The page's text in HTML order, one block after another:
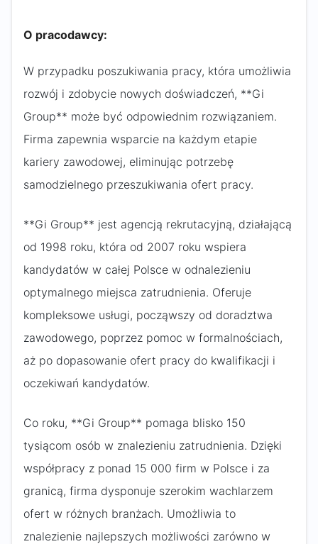
O pracodawcy:
W przypadku poszukiwania pracy, która umożliwia
rozwój i zdobycie nowych doświadczeń, **Gi
Group** może być odpowiednim rozwiązaniem.
Firma zapewnia wsparcie na każdym etapie
kariery zawodowej, eliminując potrzebę
samodzielnego przeszukiwania ofert pracy.
**Gi Group** jest agencją rekrutacyjną, działającą
od 1998 roku, która od 2007 roku wspiera
kandydatów w całej Polsce w odnalezieniu
optymalnego miejsca zatrudnienia. Oferuje
kompleksowe usługi, począwszy od doradztwa
zawodowego, poprzez pomoc w formalnościach,
aż po dopasowanie ofert pracy do kwalifikacji i
oczekiwań kandydatów.
Co roku, **Gi Group** pomaga blisko 150
tysiącom osób w znalezieniu zatrudnienia. Dzięki
współpracy z ponad 15 000 firm w Polsce i za
granicą, firma dysponuje szerokim wachlarzem
ofert w różnych branżach. Umożliwia to
znalezienie najlepszych możliwości zarówno w